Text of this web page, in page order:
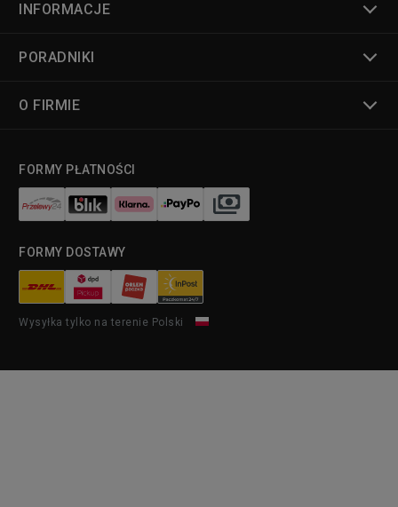
INFORMACJE
PORADNIKI
O FIRMIE
FORMY PŁATNOŚCI
FORMY DOSTAWY
Wysyłka tylko na terenie Polski